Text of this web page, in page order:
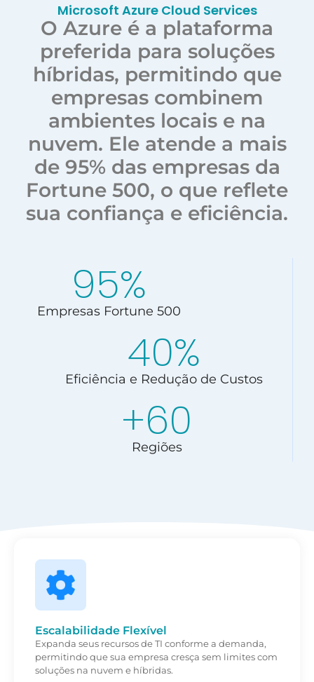
Microsoft Azure​ Cloud Services
O Azure é a plataforma
preferida para soluções
híbridas, permitindo que
empresas combinem
ambientes locais e na
nuvem. Ele atende a mais
de 95% das empresas da
Fortune 500, o que reflete
sua confiança e eficiência.
Empresas Fortune 500
95%
Eficiência e Redução de Custos
40%
Regiões
+60
Escalabilidade Flexível
Expanda seus recursos de TI conforme a demanda,
permitindo que sua empresa cresça sem limites com
soluções na nuvem e híbridas.